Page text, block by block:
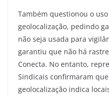
Também questionou o
geolocalização, pedindo
não seja usada para
garantiu que não há
Conecta. No entanto,
Sindicais confirmaram
geolocalização indica